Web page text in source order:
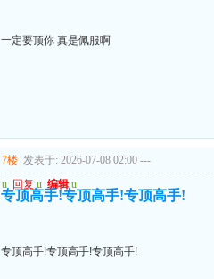
一定要顶你 真是佩服啊
7楼 发表于: 2026-07-08 02:00 ---
u 回复 u 编辑 u
专顶高手!专顶高手!专顶高手!
专顶高手!专顶高手!专顶高手!